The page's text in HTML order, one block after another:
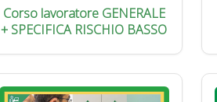
Corso lavoratore GENERALE
+ SPECIFICA RISCHIO BASSO